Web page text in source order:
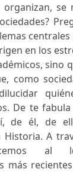
se
centrales
en los
sino
como
De te
de él, de
A
al
más